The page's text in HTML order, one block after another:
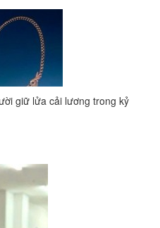
giữ lửa cải lương trong kỷ